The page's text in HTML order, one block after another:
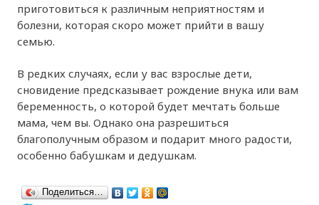
приготовиться к различным неприятностям и
болезни, которая скоро может прийти в вашу
семью.
В редких случаях, если у вас взрослые дети,
сновидение предсказывает рождение внука или вам
беременность, о которой будет мечтать больше
мама, чем вы. Однако она разрешиться
благополучным образом и подарит много радости,
особенно бабушкам и дедушкам.
Поделиться…